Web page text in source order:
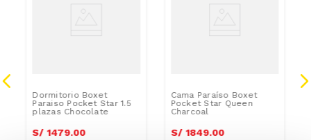
Dormitorio Boxet
Paraiso Pocket Star 1.5
plazas Chocolate
S/ 1479.00
Cama Paraíso Boxet
Pocket Star Queen
Charcoal
S/ 1849.00